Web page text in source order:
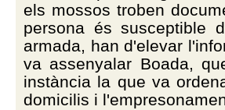
els mossos troben
persona és susceptible
armada, han d'elevar
va assenyalar Boada,
instància la que va
domicilis i